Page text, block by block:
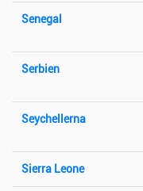
Senegal
Serbien
Seychellerna
Sierra Leone